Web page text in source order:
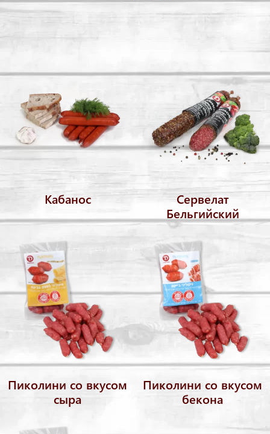
Кабанос
Сервелат
Бельгийский
Пиколини со вкусом
сыра
Пиколини со вкусом
бекона